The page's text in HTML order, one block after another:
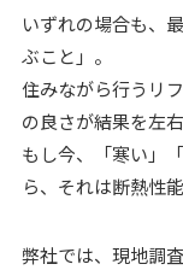
いずれの場合も、
ぶこと」。
住みながら行うリ
の良さが結果を左右
もし今、「寒い」
ら、それは断熱性
弊社では、現地調